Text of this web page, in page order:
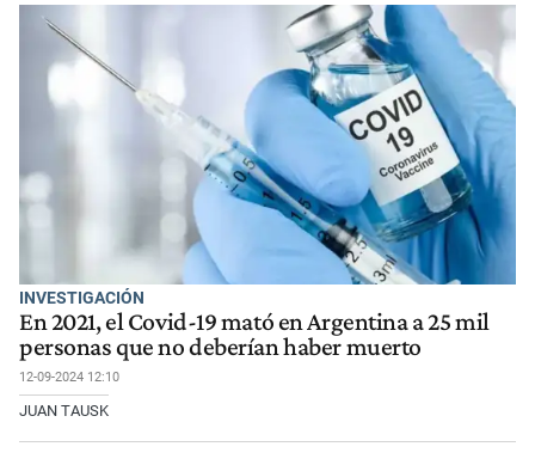
INVESTIGACIÓN
En 2021, el Covid-19 mató en Argentina a 25 mil
personas que no deberían haber muerto
12-09-2024 12:10
JUAN TAUSK